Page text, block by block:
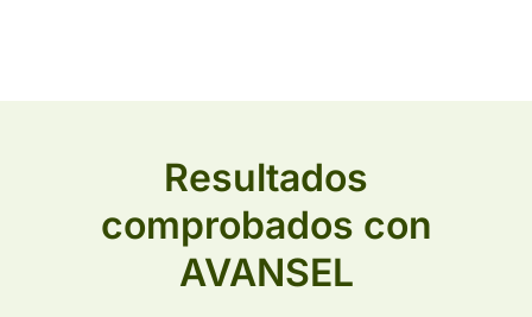
Resultados
comprobados con
AVANSEL